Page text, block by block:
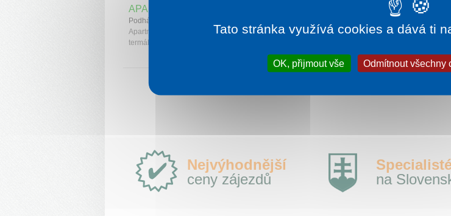
APARTMÁNY PODHÁJSKA I.
Podhájska
Apartmánové domy jsou vzdálené 750 m o
termálního koupaliště.
Proč
e-
Slovensko.cz?
Nejvýhodnější
ceny zájezdů
na
Tato stránka využívá cookies a dává ti
OK, přijmout vše Odmítnout všechny